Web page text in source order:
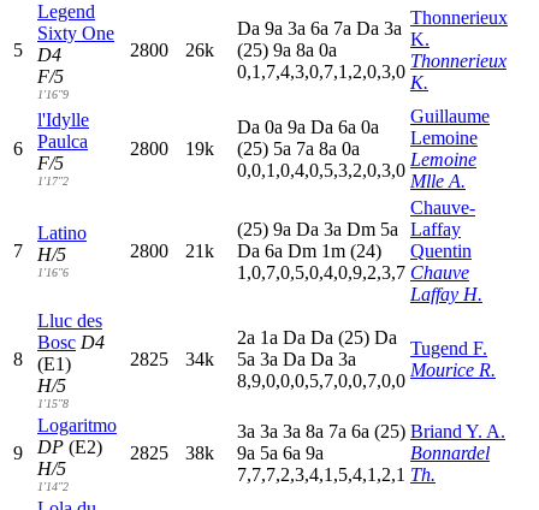
5
Legend
Sixty One
D4
F/5
1'16"9
2800 26k
Da 9a 3a 6a 7a Da 3a
(25) 9a 8a 0a
0,1,7,4,3,0,7,1,2,0,3,0
Thonnerieux
K.
Thonnerieux
K.
6
l'Idylle
Paulca
F/5
1'17"2
2800 19k
Da 0a 9a Da 6a 0a
(25) 5a 7a 8a 0a
0,0,1,0,4,0,5,3,2,0,3,0
Guillaume
Lemoine
Lemoine
Mlle A.
7
Latino
H/5
1'16"6
2800 21k
(25) 9a Da 3a Dm 5a
Da 6a Dm 1m (24)
1,0,7,0,5,0,4,0,9,2,3,7
Chauve-
Laffay
Quentin
Chauve
Laffay H.
8
Lluc des
Bosc D4
(E1)
H/5
1'15"8
2825 34k
2a 1a Da Da (25) Da
5a 3a Da Da 3a
8,9,0,0,0,5,7,0,0,7,0,0
Tugend F.
Mourice R.
9
Logaritmo
DP (E2)
H/5
1'14"2
2825 38k
3a 3a 3a 8a 7a 6a (25)
9a 5a 6a 9a
7,7,7,2,3,4,1,5,4,1,2,1
Briand Y. A.
Bonnardel
Th.